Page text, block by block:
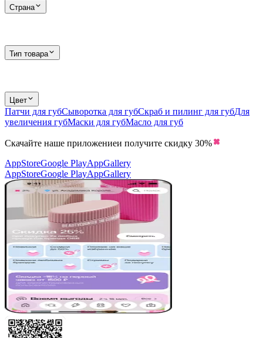
Страна
Тип товара
Цвет
Патчи для губСыворотка для губСкраб и пилинг для губДля
увеличения губМаски для губМасло для губ
Скачайте наше приложениеи получите скидку 30%
AppStoreGoogle PlayAppGallery
AppStoreGoogle PlayAppGallery